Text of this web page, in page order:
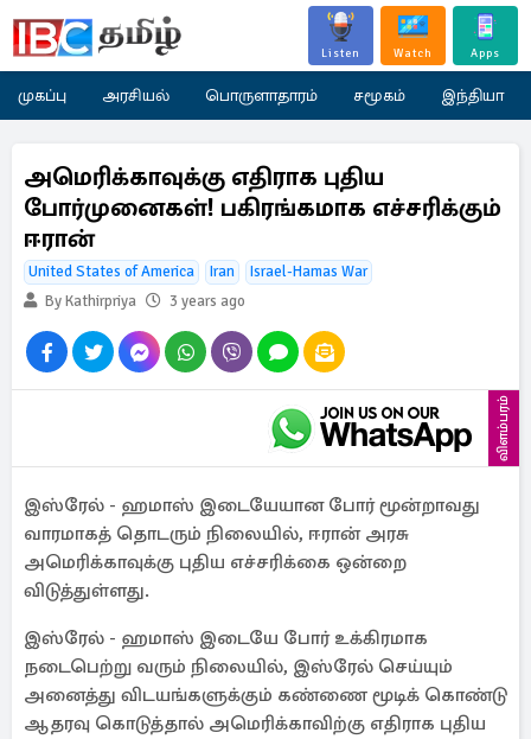
Listen Watch Apps
முகப்பு அரசியல் பொருளாதாரம் சமூகம் இந்தியா
அமெரிக்காவுக்கு எதிராக புதிய
போர்முனைகள்! பகிரங்கமாக எச்சரிக்கும்
ஈரான்
United States of America Iran
Israel-Hamas War
By Kathirpriya
3 years ago
விளம்பரம்
இஸ்ரேல் - ஹமாஸ் இடையேயான போர் மூன்றாவது
வாரமாகத் தொடரும் நிலையில், ஈரான் அரசு
அமெரிக்காவுக்கு புதிய எச்சரிக்கை ஒன்றை
விடுத்துள்ளது.
இஸ்ரேல் - ஹமாஸ் இடையே போர் உக்கிரமாக
நடைபெற்று வரும் நிலையில், இஸ்ரேல் செய்யும்
அனைத்து விடயங்களுக்கும் கண்ணை மூடிக் கொண்டு
ஆதரவு கொடுத்தால் அமெரிக்காவிற்கு எதிராக புதிய